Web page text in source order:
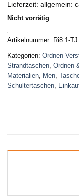
Lieferzeit: allgemein:
Nicht vorrätig
Artikelnummer: Ri8.1-
Kategorien: Ordnen
Strandtaschen, Ordnen
Materialien, Men,
Schultertaschen,